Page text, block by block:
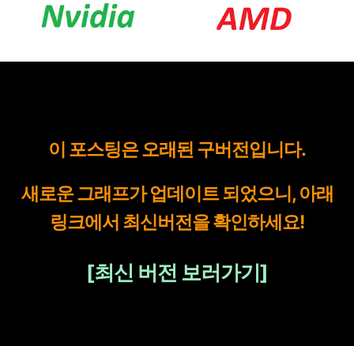
이 포스팅은 오래된 구버전입니다.
새로운 그래프가 업데이트 되었으니, 아래
링크에서 최신버전을 확인하세요!
[최신 버전 보러가기]